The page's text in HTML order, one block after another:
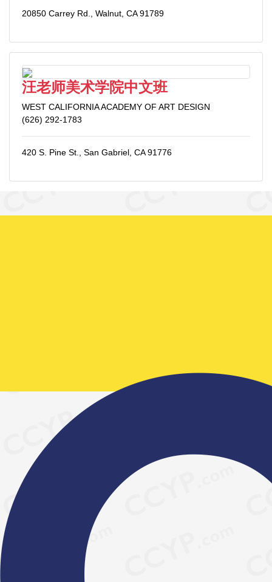
20850 Carrey Rd., Walnut, CA 91789
汪老师美术学院中文班
WEST CALIFORNIA ACADEMY OF ART DESIGN
(626) 292-1783
420 S. Pine St., San Gabriel, CA 91776